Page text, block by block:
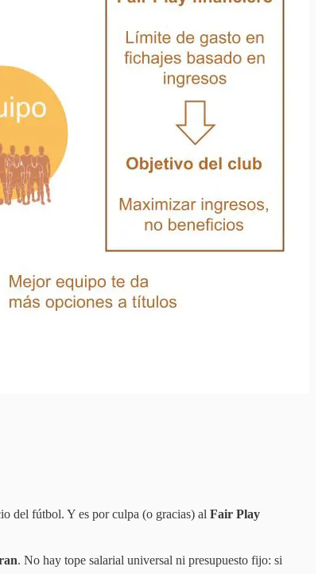
del fútbol. Y es por culpa (o gracias) al Fair Play
. No hay tope salarial universal ni presupuesto fijo: si